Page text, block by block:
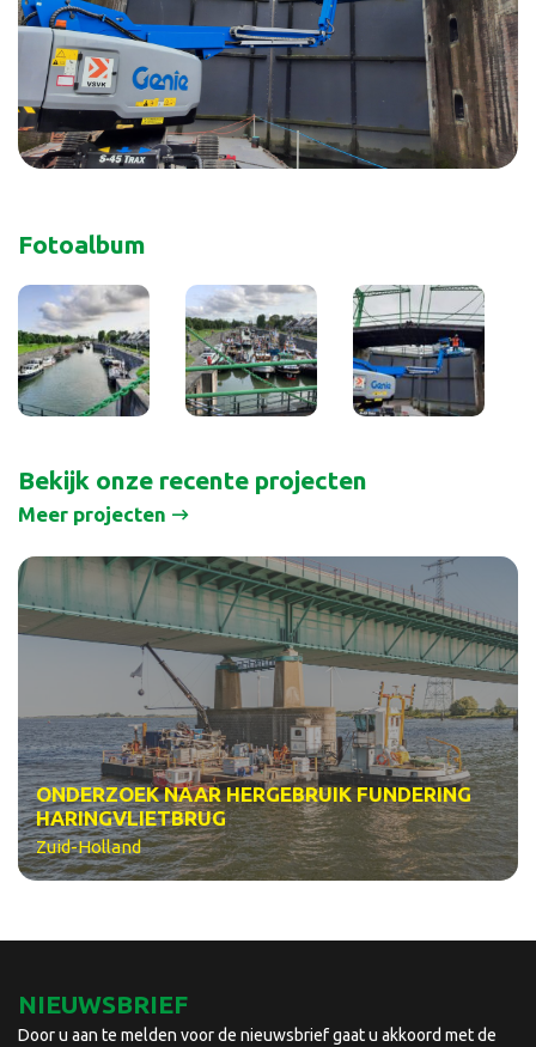
Fotoalbum
Bekijk onze recente projecten
Meer projecten
ONDERZOEK NAAR HERGEBRUIK FUNDERING
HARINGVLIETBRUG
Zuid-Holland
NIEUWSBRIEF
Door u aan te melden voor de nieuwsbrief gaat u akkoord met de